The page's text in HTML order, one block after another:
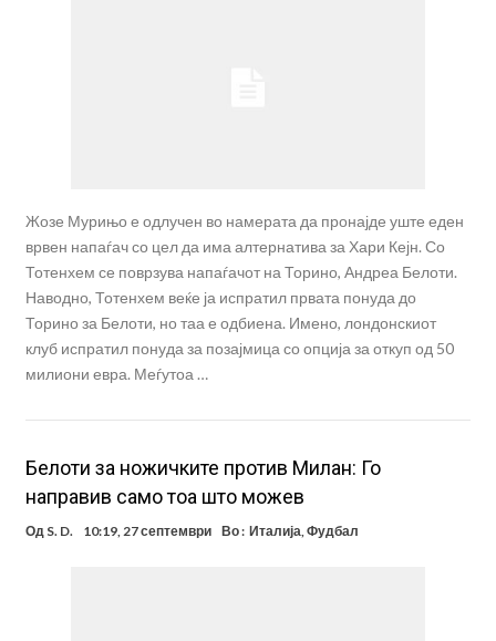
Жозе Мурињо е одлучен во намерата да пронајде уште еден
врвен напаѓач со цел да има алтернатива за Хари Кејн. Со
Тотенхем се поврзува напаѓачот на Торино, Андреа Белоти.
Наводно, Тотенхем веќе ја испратил првата понуда до
Торино за Белоти, но таа е одбиена. Имено, лондонскиот
клуб испратил понуда за позајмица со опција за откуп од 50
милиони евра. Меѓутоа …
Белоти за ножичките против Милан: Го
направив само тоа што можев
Од S. D. 10:19, 27 септември Во : Италија Фудбал